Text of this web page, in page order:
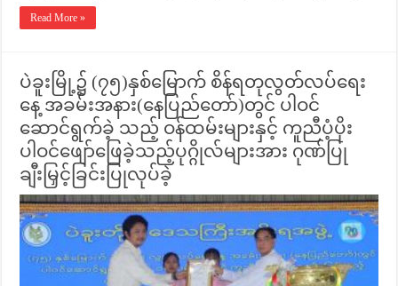
Read More »
ပဲခူးမြို့၌ (၇၅)နှစ်မြောက် စိန်ရတုလွတ်လပ်ရေး
နေ့ အခမ်းအနား(နေပြည်တော်)တွင် ပါဝင်
ဆောင်ရွက်ခဲ့ သည့် ဝန်ထမ်းများနှင့် ကူညီပံ့ပိုး
ပါဝင်ဖျော်ဖြေခဲ့သည့်ပုဂ္ဂိုလ်များအား ဂုဏ်ပြု
ချီးမြှင့်ခြင်းပြုလုပ်ခဲ့